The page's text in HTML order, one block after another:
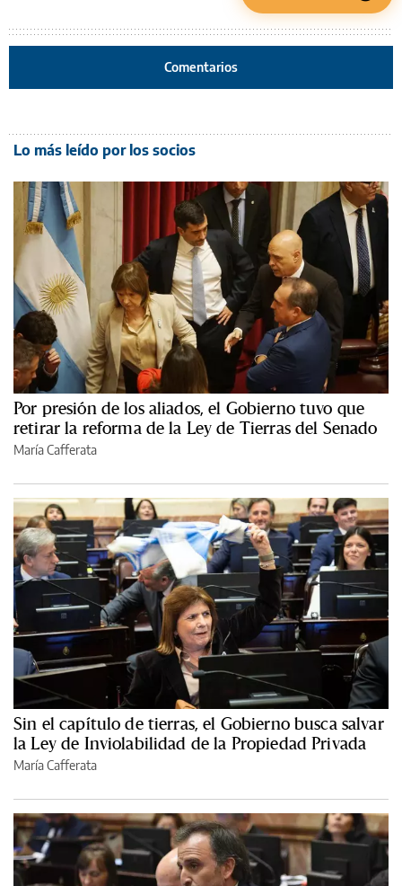
Comentarios
Lo más leído por los socios
Por presión de los aliados, el Gobierno tuvo que
retirar la reforma de la Ley de Tierras del Senado
María Cafferata
Sin el capítulo de tierras, el Gobierno busca salvar
la Ley de Inviolabilidad de la Propiedad Privada
María Cafferata